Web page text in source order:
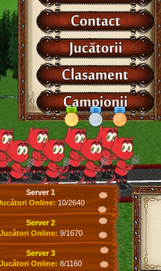
Server 1
Online: 10/2640
Server 2
Jucători Online: 9/1670
Server 3
Jucători Online: 8/1160